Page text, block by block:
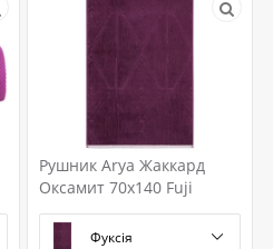
Рушник Arya Жаккард
Оксамит 70x140 Fuji
Фуксія